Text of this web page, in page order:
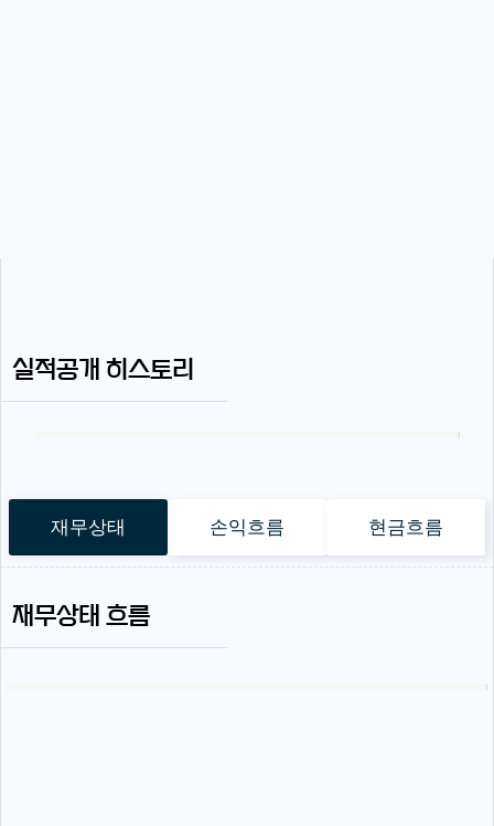
실적공개 히스토리
재무상태 손익흐름 현금흐름
재무상태 흐름